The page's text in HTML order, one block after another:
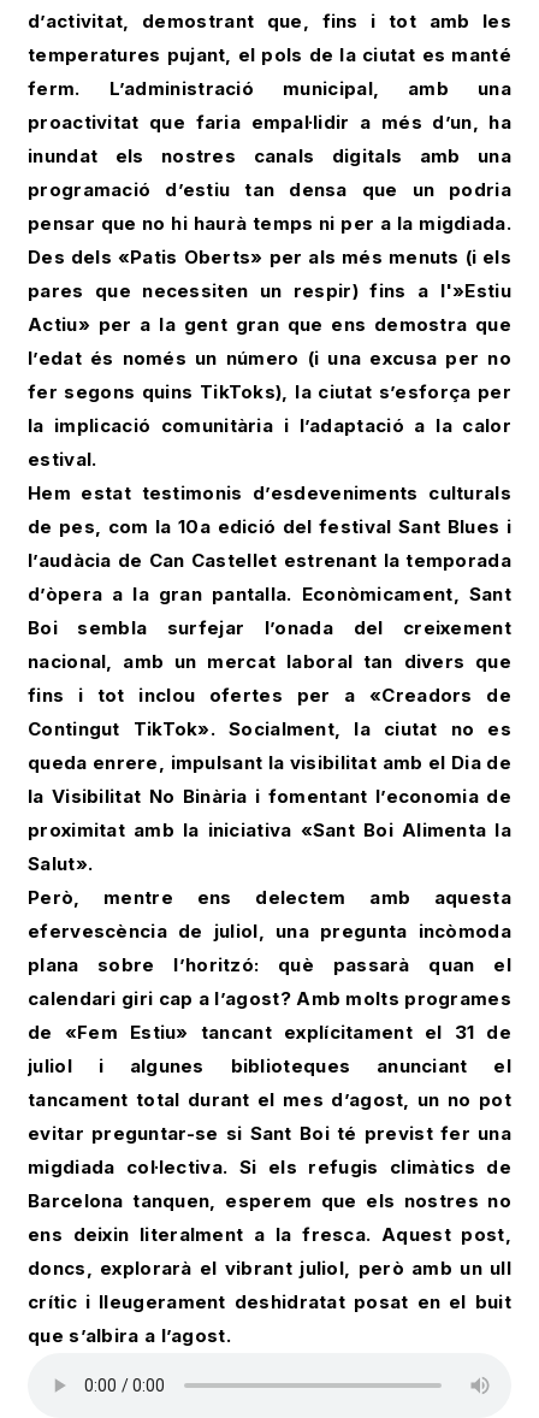
d’activitat, demostrant que, fins i tot amb les
temperatures pujant, el pols de la ciutat es manté
ferm. L’administració municipal, amb una
proactivitat que faria empal·lidir a més d’un, ha
inundat els nostres canals digitals amb una
programació d’estiu tan densa que un podria
pensar que no hi haurà temps ni per a la migdiada.
Des dels «Patis Oberts» per als més menuts (i els
pares que necessiten un respir) fins a l'»Estiu
Actiu» per a la gent gran que ens demostra que
l’edat és només un número (i una excusa per no
fer segons quins TikToks), la ciutat s’esforça per
la implicació comunitària i l’adaptació a la calor
estival.
Hem estat testimonis d’esdeveniments culturals
de pes, com la 10a edició del festival Sant Blues i
l’audàcia de Can Castellet estrenant la temporada
d’òpera a la gran pantalla. Econòmicament, Sant
Boi sembla surfejar l’onada del creixement
nacional, amb un mercat laboral tan divers que
fins i tot inclou ofertes per a «Creadors de
Contingut TikTok». Socialment, la ciutat no es
queda enrere, impulsant la visibilitat amb el Dia de
la Visibilitat No Binària i fomentant l’economia de
proximitat amb la iniciativa «Sant Boi Alimenta la
Salut».
Però, mentre ens delectem amb aquesta
efervescència de juliol, una pregunta incòmoda
plana sobre l’horitzó: què passarà quan el
calendari giri cap a l’agost? Amb molts programes
de «Fem Estiu» tancant explícitament el 31 de
juliol i algunes biblioteques anunciant el
tancament total durant el mes d’agost, un no pot
evitar preguntar-se si Sant Boi té previst fer una
migdiada col·lectiva. Si els refugis climàtics de
Barcelona tanquen, esperem que els nostres no
ens deixin literalment a la fresca. Aquest post,
doncs, explorarà el vibrant juliol, però amb un ull
crític i lleugerament deshidratat posat en el buit
que s’albira a l’agost.